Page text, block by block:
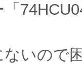
いので